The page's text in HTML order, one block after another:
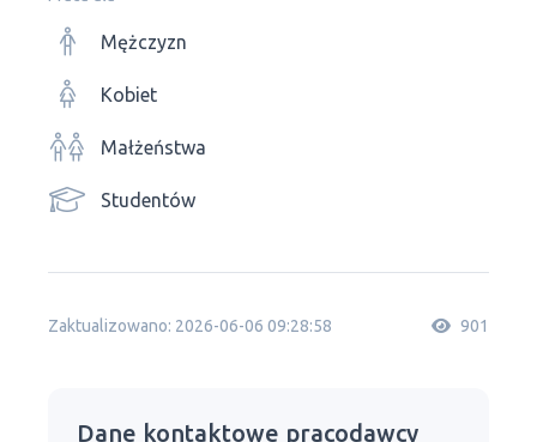
Mężczyzn
Kobiet
Małżeństwa
Studentów
Zaktualizowano: 2026-06-06 09:28:58 901
Dane kontaktowe pracodawcy